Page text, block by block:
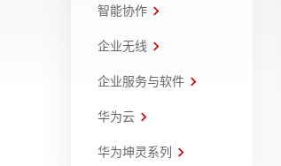
智能协作
企业无线
企业服务与软件
华为云
华为坤灵系列